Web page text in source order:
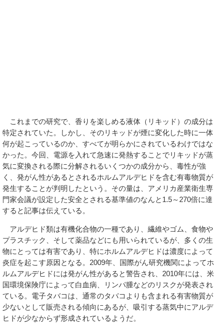
これまでの研究で、香りを楽しめる液体（リキッド）の成分は
特定されていた。しかし、そのリキッドが煙に変化した時に一体
何が起こっているのか、すべてが明らかにされているわけではな
かった。今回、電源を入れて急速に発熱することでリキッドが蒸
気に変換される際に分解されるいくつかの成分から、毒性が強
く、発がん性があるとされるホルムアルデヒドを含む有毒物質が
発生することが判明したという。その量は、アメリカ産業衛生専
門家会議が設定した安全とされる基準値のなんと1.5～270倍に達
すると記事は伝えている。
アルデヒド類は有機化合物の一種であり、繊維やゴム、食物や
プラスチック、そして薬品などにも用いられているが、多くの生
物にとっては有害であり、特にホルムアルデヒドは濃度によって
炎症を起こす原因となる。2009年、国際がん研究機関によってホ
ルムアルデヒドには発がん性があると警告され、2010年には、米
国環境保険庁によって白血病、リンパ腫などのリスクが発表され
ている。電子タバコは、通常のタバコよりも含まれる有害物質が
少ないとして販売される傾向にあるが、吸引する蒸気中にアルデ
ヒドが少なからず形成されているようだ。